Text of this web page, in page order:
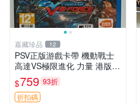
嘉藏珍品 12
PSV正版游戲卡帶 機動戰士
高達VS極限進化 力量 港版中
文 盒裝全新未開封，支持所
有日版，港版或其他地區的P
SV游戲機主機，（除外），
$759 93折
折扣碼